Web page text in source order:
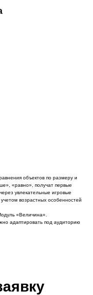
объектов по размеру и
«равно», получат первые
увлекательные игровые
возрастных особенностей
«Величина».
адаптировать под аудиторию